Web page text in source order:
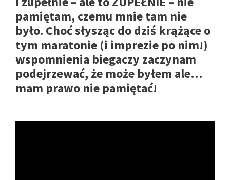
pamiętam, czemu mnie tam nie
było. Choć słysząc do dziś krążące o
tym maratonie (i imprezie po nim!)
wspomnienia biegaczy zaczynam
podejrzewać, że może byłem ale…
mam prawo nie pamiętać!